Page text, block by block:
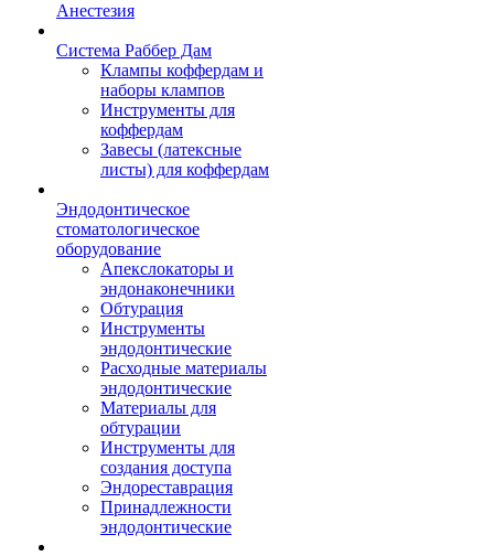
Анестезия
Система Раббер Дам
Клампы коффердам и
наборы клампов
Инструменты для
коффердам
Завесы (латексные
листы) для коффердам
Эндодонтическое
стоматологическое
оборудование
Апекслокаторы и
эндонаконечники
Обтурация
Инструменты
эндодонтические
Расходные материалы
эндодонтические
Материалы для
обтурации
Инструменты для
создания доступа
Эндореставрация
Принадлежности
эндодонтические